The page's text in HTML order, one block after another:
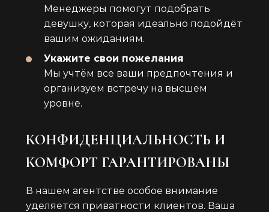
Менеджеры помогут подобрать
девушку, которая идеально подойдёт
вашим ожиданиям.
Укажите свои пожелания
Мы учтём все ваши предпочтения и
организуем встречу на высшем
уровне.
КОНФИДЕНЦИАЛЬНОСТЬ И
КОМФОРТ ГАРАНТИРОВАНЫ
В нашем агентстве особое внимание
уделяется приватности клиентов. Ваша